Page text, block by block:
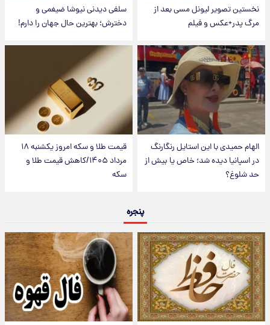
نخستین تصویر لیونل مسی بعد از
مرگ پدر+عکس و فیلم
سلفی دیدنی نیوشا ضیغمی و
دخترش؛ بهترین حال جهان را دارم!
الهام حمیدی با این استایل رنگارنگ
در اسپانیا دیده شد؛ خاص یا بیش از
حد شلوغ؟
قیمت طلا و سکه امروز یکشنبه ۱۸
مرداد ۱۴۰۵/کاهش قیمت طلا و
سکه
پنجره